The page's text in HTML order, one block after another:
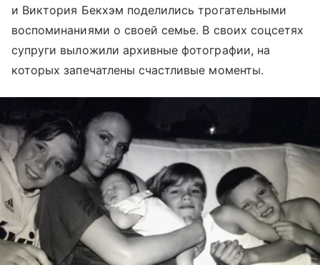
и Виктория Бекхэм поделились трогательными
воспоминаниями о своей семье. В своих соцсетях
супруги выложили архивные фотографии, на
которых запечатлены счастливые моменты.